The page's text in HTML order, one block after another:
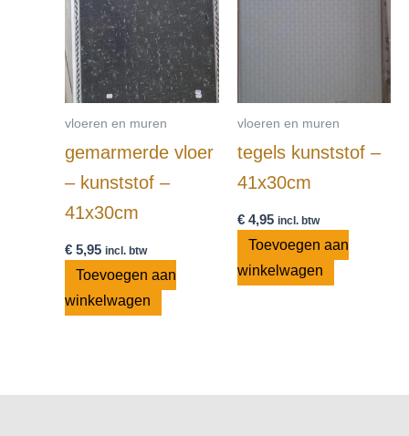
vloeren en muren
gemarmerde vloer
– kunststof –
41x30cm
€ 5,95 incl. btw
Toevoegen aan
winkelwagen
vloeren en muren
tegels kunststof –
41x30cm
€4,95 incl. btw
Toevoegen aan
winkelwagen